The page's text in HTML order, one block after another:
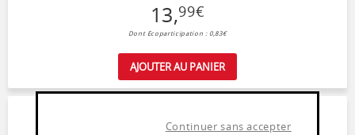
13,99€
Dont Ecoparticipation : 0,83€
AJOUTER AU PANIER
Continuer sans accepter